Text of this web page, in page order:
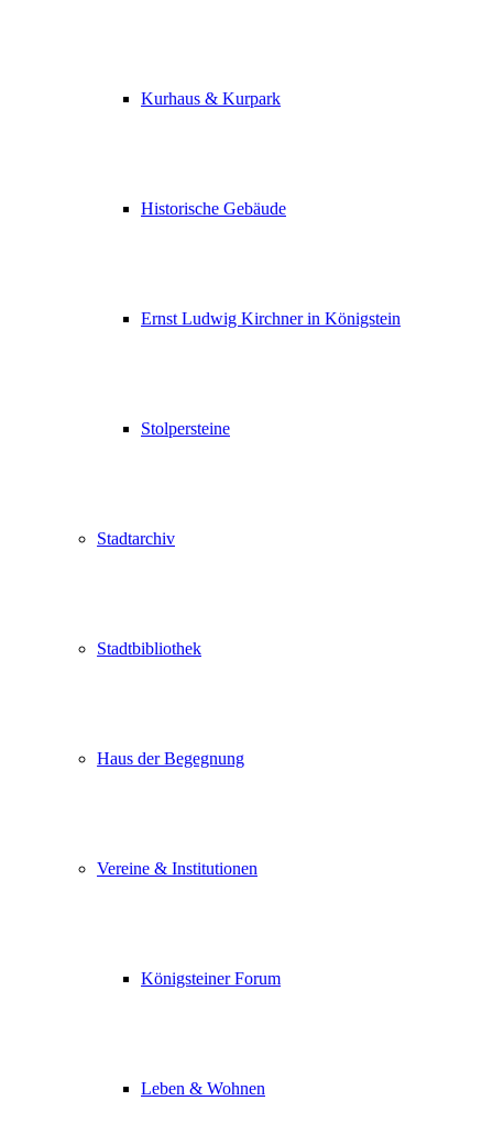
Kurhaus & Kurpark
Historische Gebäude
Ernst Ludwig Kirchner in Königstein
Stolpersteine
Stadtarchiv
Stadtbibliothek
Haus der Begegnung
Vereine & Institutionen
Königsteiner Forum
Leben & Wohnen